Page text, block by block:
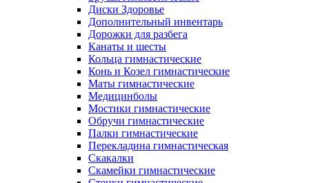
Диски Здоровье
Дополнительный инвентарь
Дорожки для разбега
Канаты и шесты
Кольца гимнастические
Конь и Козел гимнастические
Маты гимнастические
Медицинболы
Мостики гимнастические
Обручи гимнастические
Палки гимнастические
Перекладина гимнастическая
Скакалки
Скамейки гимнастические